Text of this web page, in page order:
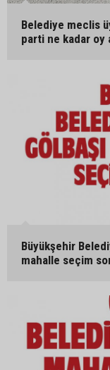
Belediye meclis
parti ne kadar oy
Büyükşehir
mahalle seçim